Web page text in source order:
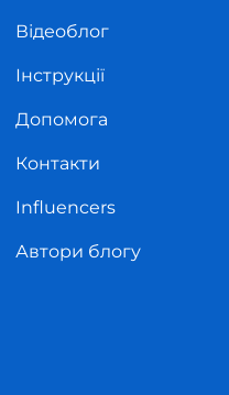
Відеоблог
Інструкції
Допомога
Контакти
Influencers
Автори блогу